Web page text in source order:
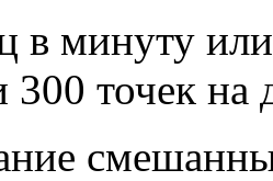
в минуту
300 точек